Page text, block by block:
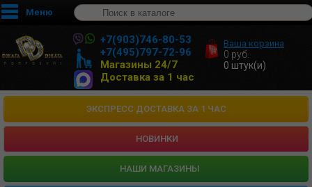
Меню
+7(903)746-80-53
+7(495)797-72-96
Магазины 24/7
Доставка за 1 час
Ваша корзина
0 руб.
0 штук(и)
ЭКСПРЕСС ДОСТАВКА ЗА 1 ЧАС
НОВИНКИ
HАШИ МАГАЗИНЫ